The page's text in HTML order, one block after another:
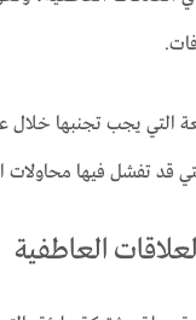
التي يجب تجنبها
قد تفشل فيها محاولات
العاطفية